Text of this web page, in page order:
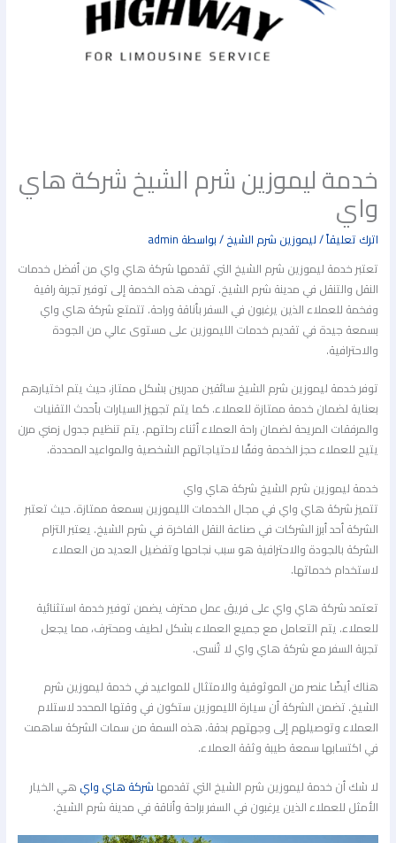
خدمة ليموزين شرم الشيخ شركة هاي
واي
اترك تعليقاً/ليموزين شرم الشيخ/ بواسطةadmin
تعتبر خدمة ليموزين شرم الشيخ التي تقدمها شركة هاي واي من أفضل خدمات
النقل والتنقل في مدينة شرم الشيخ. تهدف هذه الخدمة إلى توفير تجربة راقية
وفخمة للعملاء الذين يرغبون في السفر بأناقة وراحة. تتمتع شركة هاي واي
بسمعة جيدة في تقديم خدمات الليموزين على مستوى عالي من الجودة
والاحترافية.
توفر خدمة ليموزين شرم الشيخ سائقين مدربين بشكل ممتاز، حيث يتم اختيارهم
بعناية لضمان خدمة ممتازة للعملاء. كما يتم تجهيز السيارات بأحدث التقنيات
والمرفقات المريحة لضمان راحة العملاء أثناء رحلتهم. يتم تنظيم جدول زمني مرن
يتيح للعملاء حجز الخدمة وفقًا لاحتياجاتهم الشخصية والمواعيد المحددة.
خدمة ليموزين شرم الشيخ شركة هاي واي
تتميز شركة هاي واي في مجال الخدمات الليموزين بسمعة ممتازة. حيث تعتبر
الشركة أحد أبرز الشركات في صناعة النقل الفاخرة في شرم الشيخ. يعتبر التزام
الشركة بالجودة والاحترافية هو سبب نجاحها وتفضيل العديد من العملاء
لاستخدام خدماتها.
تعتمد شركة هاي واي على فريق عمل محترف يضمن توفير خدمة استثنائية
للعملاء. يتم التعامل مع جميع العملاء بشكل لطيف ومحترف، مما يجعل
تجربة السفر مع شركة هاي واي لا تُنسى.
هناك أيضًا عنصر من الموثوقية والامتثال للمواعيد في خدمة ليموزين شرم
الشيخ. تضمن الشركة أن سيارة الليموزين ستكون في وقتها المحدد لاستلام
العملاء وتوصيلهم إلى وجهتهم بدقة. هذه السمة من سمات الشركة ساهمت
في اكتسابها سمعة طيبة وثقة العملاء.
لا شك أن خدمة ليموزين شرم الشيخ التي تقدمهاشركة هاي وايهي الخيار
الأمثل للعملاء الذين يرغبون في السفر براحة وأناقة في مدينة شرم الشيخ.